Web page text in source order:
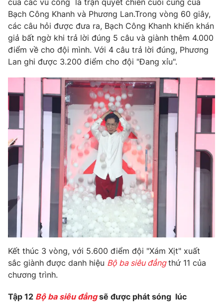
Bạch Công Khanh và Phương Lan.Trong vòng 60 giây,
các câu hỏi được đưa ra, Bạch Công Khanh khiến khán
giả bất ngờ khi trả lời đúng 5 câu và giành thêm 4.000
điểm về cho đội mình. Với 4 câu trả lời đúng, Phương
Lan ghi được 3.200 điểm cho đội "Đang xỉu".
Kết thúc 3 vòng, với 5.600 điểm đội "Xám Xịt" xuất
sắc giành được danh hiệu Bộ ba siêu đẳng thứ 11 của
chương trình.
Tập 12 Bộ ba siêu đẳngsẽ được phát sóng lúc